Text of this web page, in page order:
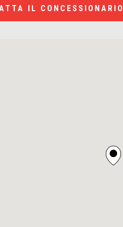
IL CONCESSIONARIO